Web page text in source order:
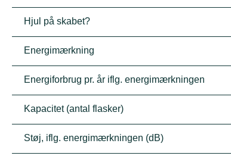
Hjul på skabet?
Energimærkning
Energiforbrug pr. år iflg. energimærkningen
Kapacitet (antal flasker)
Støj, iflg. energimærkningen (dB)